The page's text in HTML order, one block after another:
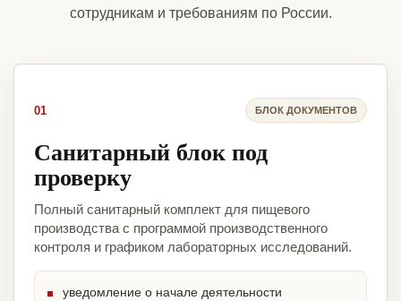
сотрудникам и требованиям по России.
01 БЛОК ДОКУМЕНТОВ
Санитарный блок под
проверку
Полный санитарный комплект для пищевого
производства с программой производственного
контроля и графиком лабораторных исследований.
уведомление о начале деятельности